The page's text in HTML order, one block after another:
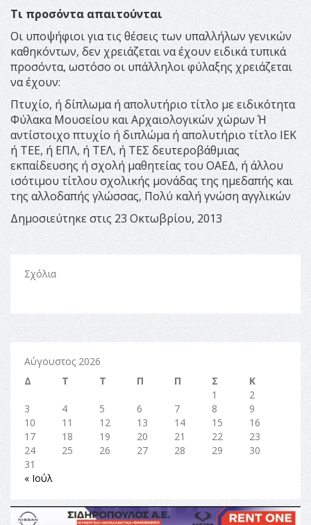
Τι προσόντα απαιτούνται
Οι υποψήφιοι για τις θέσεις των υπαλλήλων γενικών
καθηκόντων, δεν χρειάζεται να έχουν ειδικά τυπικά
προσόντα, ωστόσο οι υπάλληλοι φύλαξης χρειάζεται
να έχουν:
Πτυχίο, ή δίπλωμα ή απολυτήριο τίτλο με ειδικότητα
Φύλακα Μουσείου και Αρχαιολογικών χώρων Ή
αντίστοιχο πτυχίο ή διπλώμα ή απολυτήριο τίτλο ΙΕΚ
ή ΤΕΕ, ή ΕΠΛ, ή ΤΕΛ, ή ΤΕΣ δευτεροβάθμιας
εκπαίδευσης ή σχολή μαθητείας του ΟΑΕΔ, ή άλλου
ισότιμου τίτλου σχολικής μονάδας της ημεδαπής και
της αλλοδαπής γλώσσας, Πολύ καλή γνώση αγγλικών
Δημοσιεύτηκε στις 23 Οκτωβρίου, 2013
Σχόλια
Αύγουστος 2026
Δ
Τ Τ Π Π Σ
Κ
1
2
3
4 5 6 7 8
9
10
11 12 13 14 15
16
17
18 19 20 21 22
23
24
25 26 27 28 29
30
31
« Ιούλ